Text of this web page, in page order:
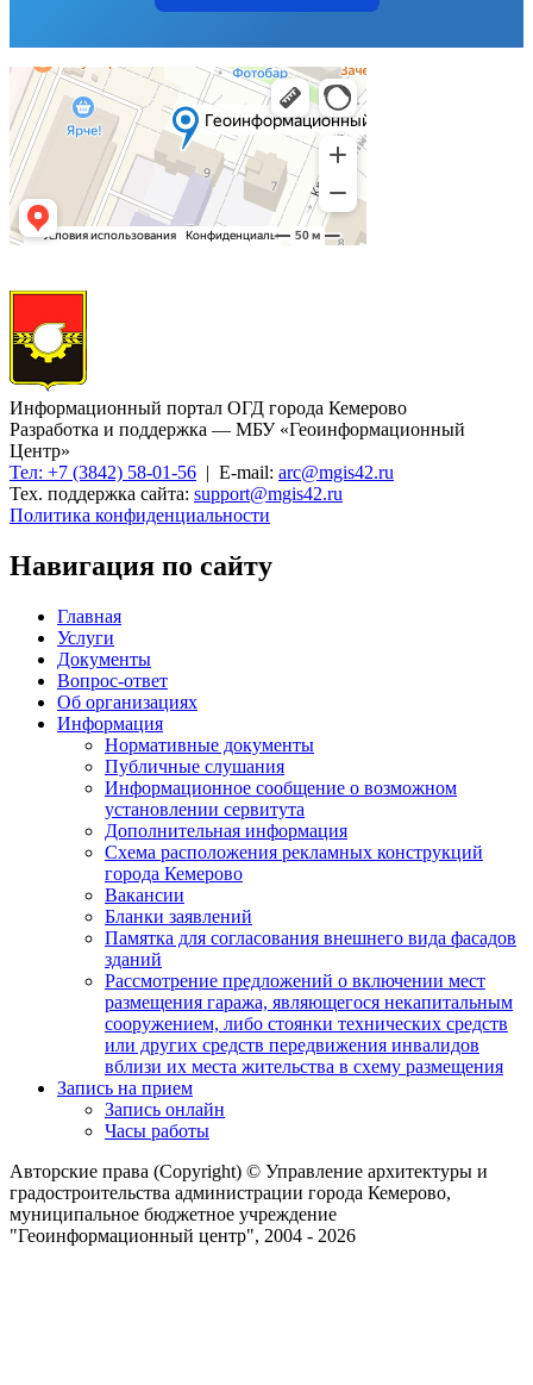
Информационный портал ОГД города Кемерово
Разработка и поддержка — МБУ «Геоинформационный
Центр»
Тел: +7 (3842) 58-01-56 | E-mail: arc@mgis42.ru
Тех. поддержка сайта: support@mgis42.ru
Политика конфиденциальности
Навигация по сайту
Главная
Услуги
Документы
Вопрос-ответ
Об организациях
Информация
Нормативные документы
Публичные слушания
Информационное сообщение о возможном
установлении сервитута
Дополнительная информация
Схема расположения рекламных конструкций
города Кемерово
Вакансии
Бланки заявлений
Памятка для согласования внешнего вида фасадов
зданий
Рассмотрение предложений о включении мест
размещения гаража, являющегося некапитальным
сооружением, либо стоянки технических средств
или других средств передвижения инвалидов
вблизи их места жительства в схему размещения
Запись на прием
Запись онлайн
Часы работы
Авторские права (Copyright) © Управление архитектуры и
градостроительства администрации города Кемерово,
муниципальное бюджетное учреждение
"Геоинформационный центр", 2004 - 2026